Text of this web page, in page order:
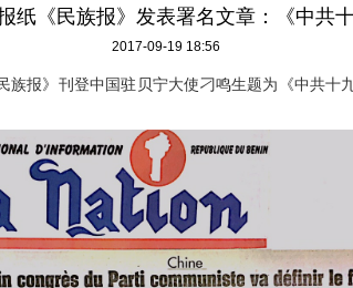
纸《民族报》发表署名文章：《中共
2017-09-19 18:56
族报》刊登中国驻贝宁大使刁鸣生题为《中共十